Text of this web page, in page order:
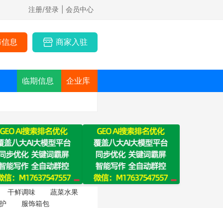
注册/登录 | 会员中心
息 商家入驻
临期信息 企业库
干鲜调味
蔬菜水果
服饰箱包